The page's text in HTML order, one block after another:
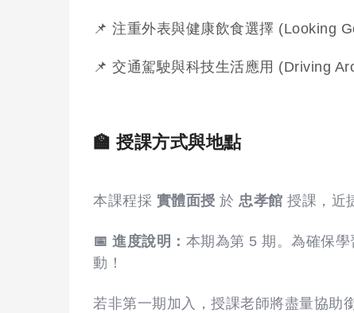
📌 注重外表與健康飲食選擇 (Looking
📌 交通駕駛與科技生活應用 (Driving
🏫 授課方式與地點
本課程採 實體面授 於 忠孝館 授課，近
📅 進度說明： 本期為第 5 期。為確保
動！
若非第一期加入，授課老師將盡量協助